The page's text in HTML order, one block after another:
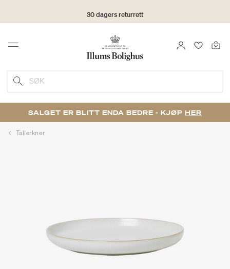
30 dagers returrett
Menu LOGG INN
SØK
SALGET ER BLITT ENDA BEDRE - KJØP HER
Tallerkner